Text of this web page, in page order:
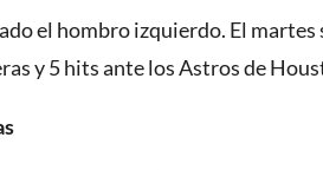
el hombro izquierdo. El
y 5 hits ante los Astros de